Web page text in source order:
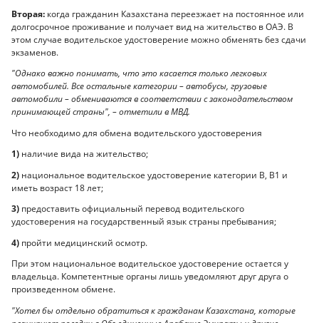
Вторая: когда гражданин Казахстана переезжает на постоянное или
долгосрочное проживание и получает вид на жительство в ОАЭ. В
этом случае водительское удостоверение можно обменять без сдачи
экзаменов.
"Однако важно понимать, что это касается только легковых
автомобилей. Все остальные категории – автобусы, грузовые
автомобили – обмениваются в соответствии с законодательством
принимающей страны", – отметили в МВД.
Что необходимо для обмена водительского удостоверения
1) наличие вида на жительство;
2) национальное водительское удостоверение категории В, В1 и
иметь возраст 18 лет;
3) предоставить официальный перевод водительского
удостоверения на государственный язык страны пребывания;
4) пройти медицинский осмотр.
При этом национальное водительское удостоверение остается у
владельца. Компетентные органы лишь уведомляют друг друга о
произведенном обмене.
"Хотел бы отдельно обратиться к гражданам Казахстана, которые